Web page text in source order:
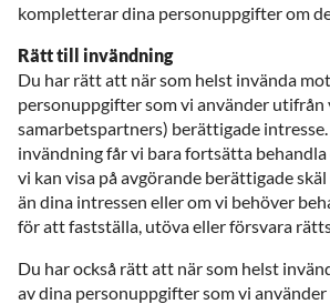
kompletterar dina personuppgifter om
Rätt till invändning
Du har rätt att när som helst invända
personuppgifter som vi använder utifrån
samarbetspartners) berättigade
invändning får vi bara fortsätta
vi kan visa på avgörande berättigade
än dina intressen eller om vi behöver
för att fastställa, utöva eller försvara
Du har också rätt att när som helst
av dina personuppgifter som vi